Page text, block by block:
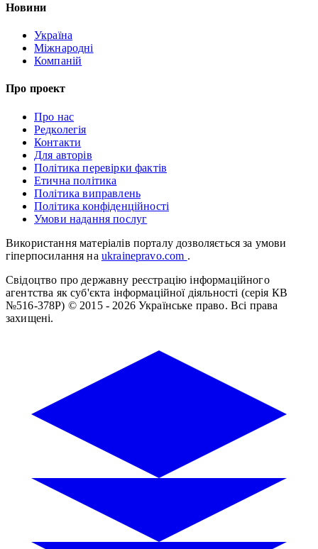
Новини
Україна
Міжнародні
Компаній
Про проект
Про нас
Редколегія
Контакти
Для авторів
Політика перевірки фактів
Етична політика
Політика виправлень
Політика конфіденційності
Умови надання послуг
Використання матеріалів порталу дозволяється за умови
гіперпосилання на ukrainepravo.com .
Свідоцтво про державну реєстрацію інформаційного
агентства як суб'єкта інформаційної діяльності (серія КВ
№516-378Р) © 2015 - 2026 Українське право. Всі права
захищені.